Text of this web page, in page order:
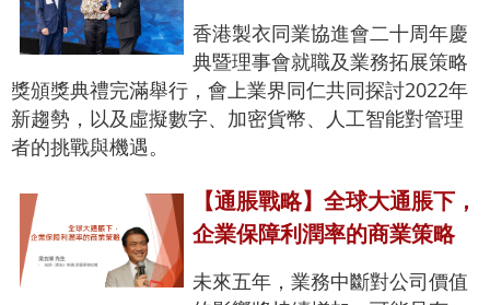
香港製衣同業協進會二十周年慶
典暨理事會就職及業務拓展策略
獎頒獎典禮完滿舉行，會上業界同仁共同探討2022年
新趨勢，以及虛擬數字、加密貨幣、人工智能對管理
者的挑戰與機遇。
【通脹戰略】全球大通脹下，
企業保障利潤率的商業策略
未來五年，業務中斷對公司價值